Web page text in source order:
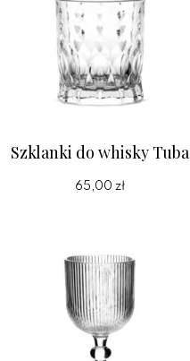
Szklanki do whisky Tuba
65,00 zł